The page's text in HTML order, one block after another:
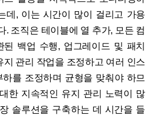
데, 이는 시간이 많이 걸리고 가용
. 조직은 테이블에 열 추가, 모든 컴
된 백업 수행, 업그레이드 및 패치
지 관리 작업을 조정하고 여러 인스
를 조정하며 균형을 맞춰야 하므
한 지속적인 유지 관리 노력이 많
솔루션을 구축하는 데 시간을 들